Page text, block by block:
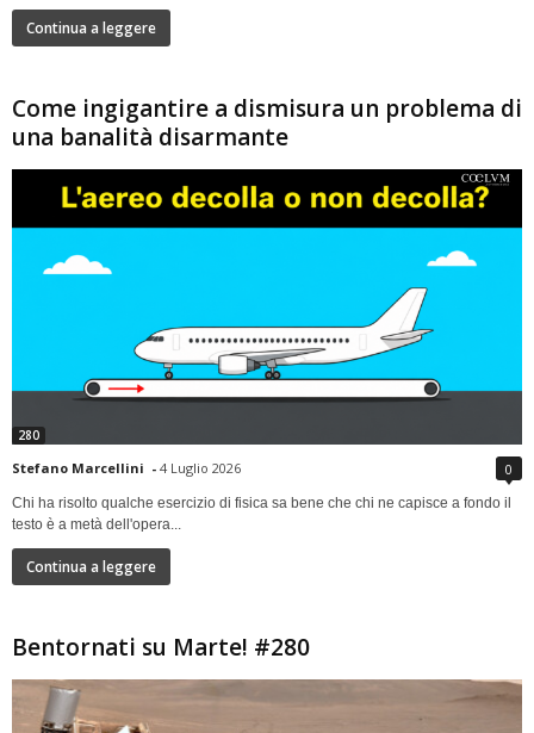
Continua a leggere
Come ingigantire a dismisura un problema di
una banalità disarmante
280
Stefano Marcellini - 4 Luglio 2026 0
Chi ha risolto qualche esercizio di fisica sa bene che chi ne capisce a fondo il
testo è a metà dell'opera...
Continua a leggere
Bentornati su Marte! #280